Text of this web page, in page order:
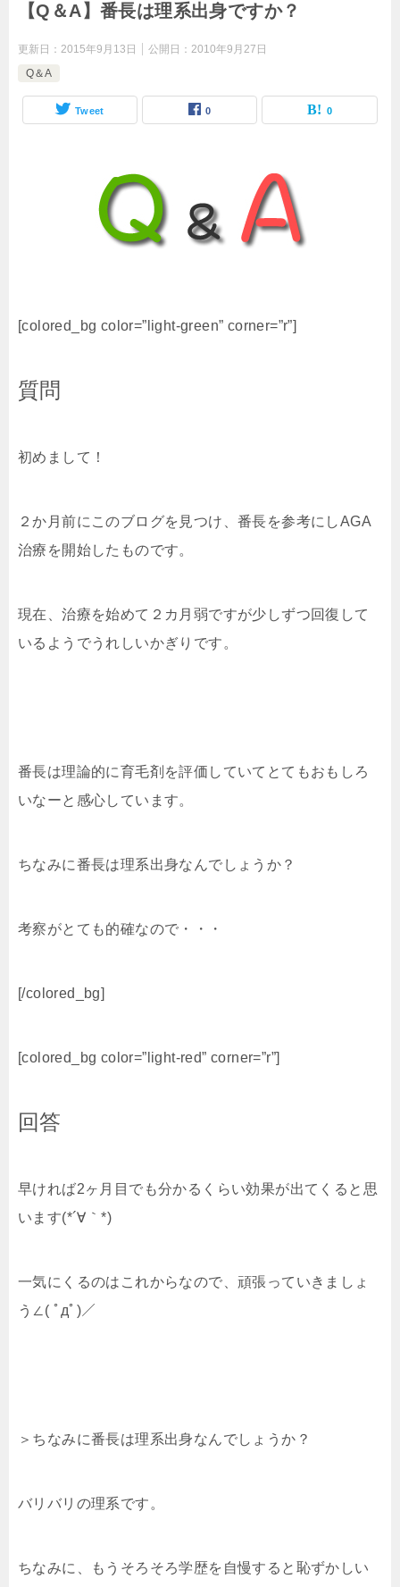
【Q＆A】番長は理系出身ですか？
更新日： 2015年9月13日 公開日： 2010年9月27日
Q＆A
Tweet 0 0
[colored_bg color=”light‐green” corner=”r”]
質問
初めまして！
２か月前にこのブログを見つけ、番長を参考にしAGA
治療を開始したものです。
現在、治療を始めて２カ月弱ですが少しずつ回復して
いるようでうれしいかぎりです。
番長は理論的に育毛剤を評価していてとてもおもしろ
いなーと感心しています。
ちなみに番長は理系出身なんでしょうか？
考察がとても的確なので・・・
[/colored_bg]
[colored_bg color=”light‐red” corner=”r”]
回答
早ければ2ヶ月目でも分かるくらい効果が出てくると思
います(*´∀｀*)
一気にくるのはこれからなので、頑張っていきましょ
う∠( ﾟдﾟ)／
＞ちなみに番長は理系出身なんでしょうか？
バリバリの理系です。
ちなみに、もうそろそろ学歴を自慢すると恥ずかしい